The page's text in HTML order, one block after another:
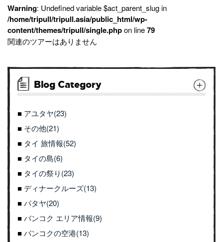
Warning: Undefined variable $act_parent_slug in
/home/tripull/tripull.asia/public_html/wp-
content/themes/tripull/single.phpon line79
関連のツアーはありません
Blog Category
アユタヤ(23)
その他(21)
タイ 旅情報(52)
タイの島(6)
タイの祭り(23)
ディナークルーズ(13)
パタヤ(20)
バンコク エリア情報(9)
バンコクの空港(13)